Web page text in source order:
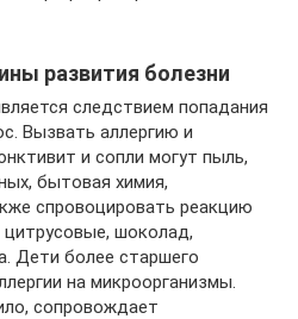
развития болезни
следствием попадания
Вызвать аллергию и
и сопли могут пыль,
бытовая химия,
спровоцировать реакцию
шоколад,
Дети более старшего
на микроорганизмы.
сопровождает